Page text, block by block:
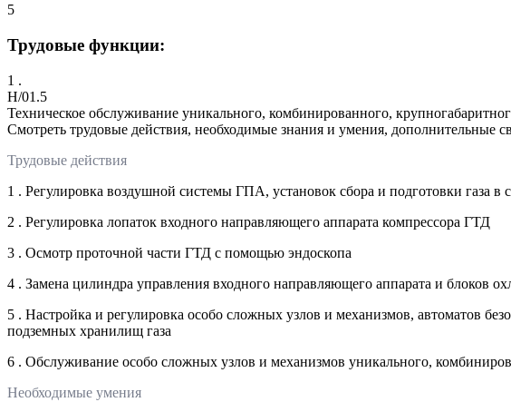
5
Трудовые функции:
1 .
H/01.5
Техническое обслуживание уникального, комбинированного,
Смотреть трудовые действия, необходимые знания и умения, дополнительные
Трудовые действия
1 . Регулировка воздушной системы ГПА, установок сбора и подготовки газа в
2 . Регулировка лопаток входного направляющего аппарата компрессора ГТД
3 . Осмотр проточной части ГТД с помощью эндоскопа
4 . Замена цилиндра управления входного направляющего аппарата и блоков
5 . Настройка и регулировка особо сложных узлов и механизмов, автоматов
подземных хранилищ газа
6 . Обслуживание особо сложных узлов и механизмов уникального,
Необходимые умения